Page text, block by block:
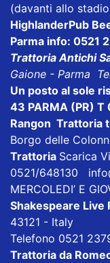
(davanti allo
HighlanderPub
Parma info: 0521
Trattoria Antichi
Gaione - Parma
Un posto al sole
43 PARMA (PR) T
Rangon Trattoria
Borgo delle
Trattoria Scarica
0521/648130
MERCOLEDI’ E
Shakespeare Live
43121 - Italy
Telefono 0521
Trattoria da